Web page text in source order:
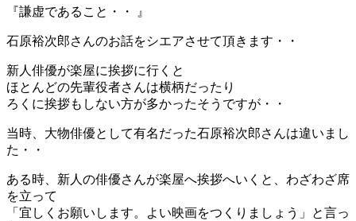
『謙虚であること・・ 』
石原裕次郎さんのお話をシエアさせて頂きます・・
新人俳優が楽屋に挨拶に行くと
ほとんどの先輩役者さんは横柄だったり
ろくに挨拶もしない方が多かったそうですが・・
当時、大物俳優として有名だった石原裕次郎さんは違いまし
た・・
ある時、新人の俳優さんが楽屋へ挨拶へいくと、わざわざ席
を立って
「宜しくお願いします。よい映画をつくりましょう」と言っ